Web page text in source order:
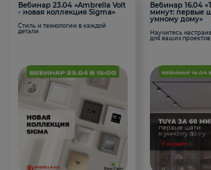
Вебинар 23.04 «Ambrella Volt
- новая коллекция Sigma»
Стиль и технологии в каждой
детали
Вебинар 16.04
минут: первые
умному дому»
Научитесь
для ваших проектов